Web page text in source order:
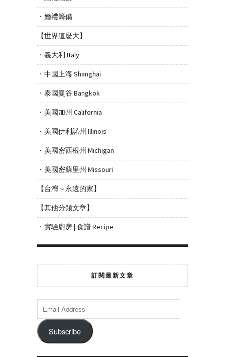
・婚禮籌備
【世界這麼大】
・義大利 Italy
・中國上海 Shanghai
・泰國曼谷 Bangkok
・美國加州 California
・美國伊利諾州 Illinois
・美國密西根州 Michigan
・美國密蘇里州 Missouri
【台灣～永遠的家】
【其他分類文章】
・實驗廚房 | 食譜 Recipe
訂閱最新文章
Subscribe